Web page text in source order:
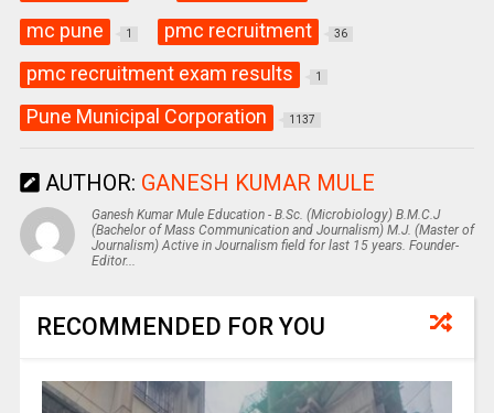
mc pune 1 pmc recruitment 36
pmc recruitment exam results 1
Pune Municipal Corporation 1137
AUTHOR: GANESH KUMAR MULE
Ganesh Kumar Mule Education - B.Sc. (Microbiology) B.M.C.J
(Bachelor of Mass Communication and Journalism) M.J. (Master of
Journalism) Active in Journalism field for last 15 years. Founder-
Editor...
RECOMMENDED FOR YOU